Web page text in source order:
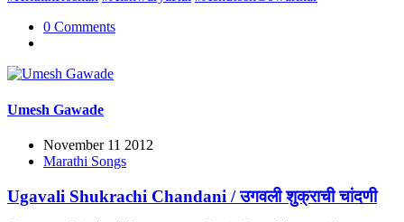
0 Comments
Umesh Gawade
November 11 2012
Marathi Songs
Ugavali Shukrachi Chandani / उगवली शुक्राची चांदणी